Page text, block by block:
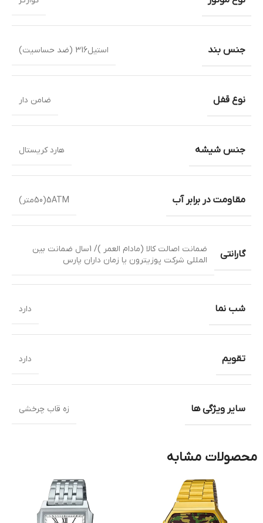
جنس بند استیل316 (ضد حساسیت)
نوع قفل ضامن دار
جنس شیشه هارد کریستال
مقاومت در برابر آب 5ATM(50متر)
گارانتی
ضمانت اصالت کالا (مادام العمر )/ 1سال ضمانت بین
المللی شرکت پوزیترون یا زمان داران پارس
شب نما دارد
تقویم دارد
سایر ویژگی ها زه قاب چرخشی
محصولات مشابه